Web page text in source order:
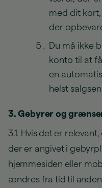
med dit
der
Du må ikke
konto til at
en
helst
3. Gebyrer og
3.1. Hvis det er
der er angivet i
hjemmesiden eller
ændres fra tid til